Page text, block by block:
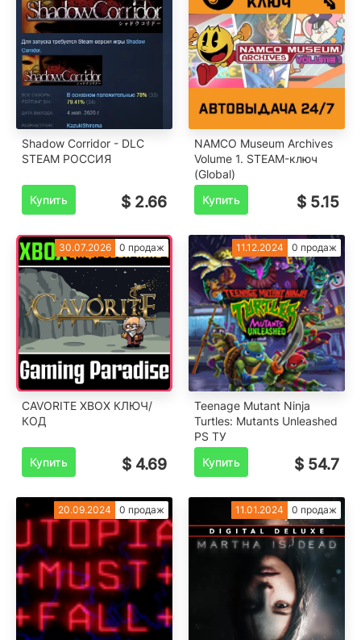
Shadow Corridor - DLC
STEAM РОССИЯ
Купить $ 2.66
NAMCO Museum Archives
Volume 1. STEAM-ключ
(Global)
Купить
$ 5.15
30.07.2026 0 продаж
CAVORITE XBOX КЛЮЧ/
КОД
Купить $ 4.69
11.12.2024 0 продаж
Teenage Mutant Ninja
Turtles: Mutants Unleashed
PS ТУ
Купить
$ 54.7
20.09.2024 0 продаж 11.01.2024 0 продаж